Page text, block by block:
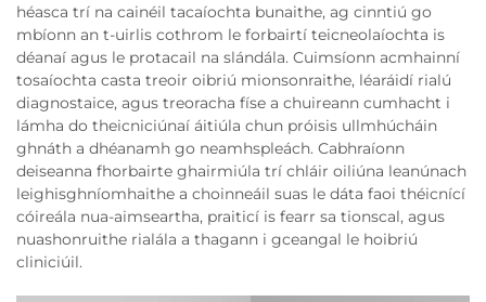
héasca trí na cainéil tacaíochta bunaithe, ag cinntiú go
mbíonn an t-uirlis cothrom le forbairtí teicneolaíochta is
déanaí agus le protacail na slándála. Cuimsíonn acmhainní
tosaíochta casta treoir oibriú mionsonraithe, léaráidí rialú
diagnostaice, agus treoracha físe a chuireann cumhacht i
lámha do theicniciúnaí áitiúla chun próisis ullmhúcháin
ghnáth a dhéanamh go neamhspleách. Cabhraíonn
deiseanna fhorbairte ghairmiúla trí chláir oiliúna leanúnach
leighisghníomhaithe a choinneáil suas le dáta faoi théicnící
cóireála nua-aimseartha, praiticí is fearr sa tionscal, agus
nuashonruithe rialála a thagann i gceangal le hoibriú
cliniciúil.